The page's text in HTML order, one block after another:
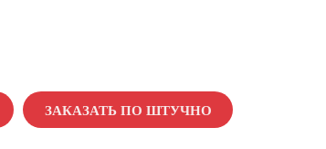
ЗАКАЗАТЬ ПО ШТУЧНО